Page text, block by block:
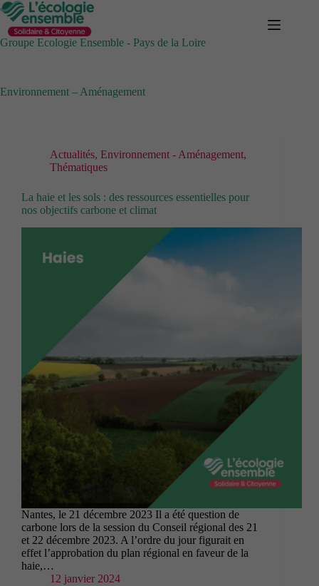
Passer
au
contenu
Groupe Ecologie Ensemble - Pays de la Loire
Environnement – Aménagement
Actualités, Environnement - Aménagement,
Thématiques
La haie et les sols : des ressources essentielles pour
nos objectifs carbone et climat
Nantes, le 21 décembre 2023 Il a été question de
carbone lors de la session du Conseil régional des 21
et 22 décembre 2023. A l’ordre du jour figurait en
effet l’approbation du plan régional en faveur de la
haie,…
12 janvier 2024